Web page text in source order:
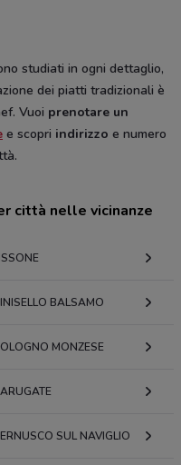
studiati in ogni dettaglio,
dei piatti tradizionali è
Vuoi prenotare un
e scopri indirizzo e numero
città nelle vicinanze
BALSAMO
MONZESE
SUL NAVIGLIO